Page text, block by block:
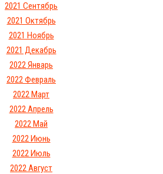
2021 Сентябрь
2021 Октябрь
2021 Ноябрь
2021 Декабрь
2022 Январь
2022 Февраль
2022 Март
2022 Апрель
2022 Май
2022 Июнь
2022 Июль
2022 Август